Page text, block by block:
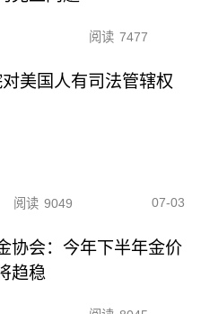
阅读 7477
美国人有司法管辖权
阅读 9049 07-03
协会：今年下半年金价
趋稳